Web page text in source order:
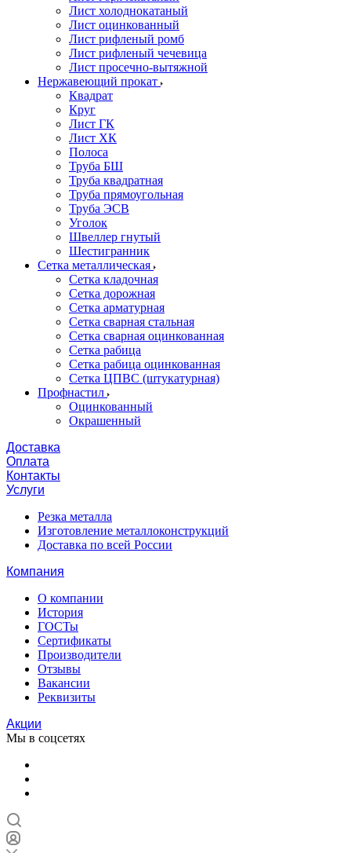
Лист холоднокатаный
Лист оцинкованный
Лист рифленый ромб
Лист рифленый чечевица
Лист просечно-вытяжной
Нержавеющий прокат
Квадрат
Круг
Лист ГК
Лист ХК
Полоса
Труба БШ
Труба квадратная
Труба прямоугольная
Труба ЭСВ
Уголок
Швеллер гнутый
Шестигранник
Сетка металлическая
Сетка кладочная
Сетка дорожная
Сетка арматурная
Сетка сварная стальная
Сетка сварная оцинкованная
Сетка рабица
Сетка рабица оцинкованная
Сетка ЦПВС (штукатурная)
Профнастил
Оцинкованный
Окрашенный
Доставка
Оплата
Контакты
Услуги
Резка металла
Изготовление металлоконструкций
Доставка по всей России
Компания
О компании
История
ГОСТы
Сертификаты
Производители
Отзывы
Вакансии
Реквизиты
Акции
Мы в соцсетях